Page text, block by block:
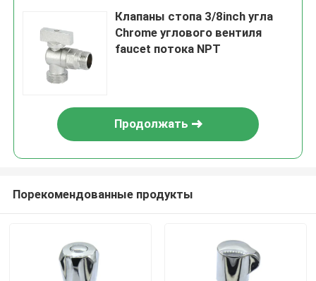
Клапаны стопа 3/8inch угла
Chrome углового вентиля
faucet потока NPT
Продолжать
Порекомендованные продукты